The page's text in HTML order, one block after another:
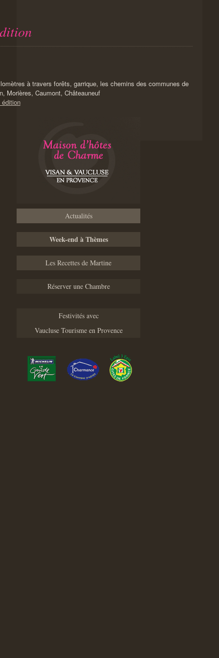
à travers forêts, garrique, les chemins des communes de
Morières, Caumont, Châteauneuf
édition
Actualités
Week-end à Thèmes
Les Recettes de Martine
Réserver une Chambre
Festivités avec
Vaucluse Tourisme en Provence